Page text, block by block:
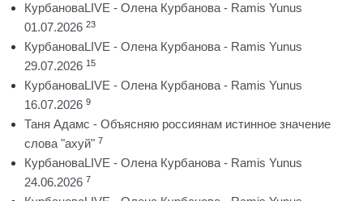
КурбановаLIVE - Олена Курбанова - Ramis Yunus
01.07.2026 23
КурбановаLIVE - Олена Курбанова - Ramis Yunus
29.07.2026 15
КурбановаLIVE - Олена Курбанова - Ramis Yunus
16.07.2026 9
Таня Адамс - Объясняю россиянам истинное значение
слова "ахуй" 7
КурбановаLIVE - Олена Курбанова - Ramis Yunus
24.06.2026 7